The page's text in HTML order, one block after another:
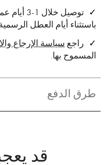
توصيل
باستثناء أيام العطل
راجع سياسة الإرجاع
المسموح بها.
طرق الدفع
قد